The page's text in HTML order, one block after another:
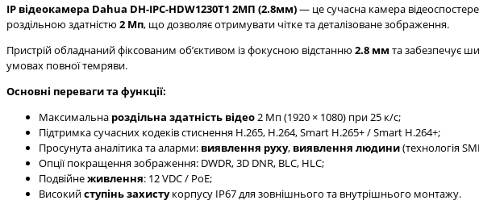
IP відеокамера Dahua DH-IPC-HDW1230T1 2MП (2.8мм)— це сучасна камера
роздільною здатністю 2 Мп, що дозволяє отримувати чітке та деталізоване зображення.
Пристрій обладнаний фіксованим обʼєктивом із фокусною відстанню 2.8 мм та забезпечує
умовах повної темряви.
Основні переваги та функції:
Максимальна роздільна здатність відео2 Мп (1920 × 1080) при 25 к/с;
Підтримка сучасних кодеків стиснення H.265, H.264, Smart H.265+ / Smart H.264+;
Просунута аналітика та аларми: виявлення руху, виявлення людини(технологія
Опції покращення зображення: DWDR, 3D DNR, BLC, HLC;
Подвійнеживлення: 12 VDC / PoE;
Високийступінь захистукорпусу IP67 для зовнішнього та внутрішнього монтажу.